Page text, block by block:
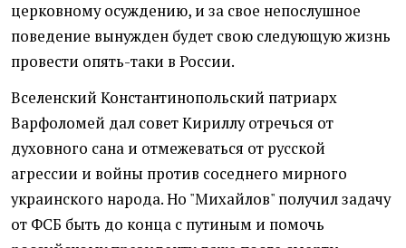
церковному осуждению, и за свое непослушное
поведение вынужден будет свою следующую жизнь
провести опять-таки в России.
Вселенский Константинопольский патриарх
Варфоломей дал совет Кириллу отречься от
духовного сана и отмежеваться от русской
агрессии и войны против соседнего мирного
украинского народа. Но "Михайлов" получил задачу
от ФСБ быть до конца с путиным и помочь